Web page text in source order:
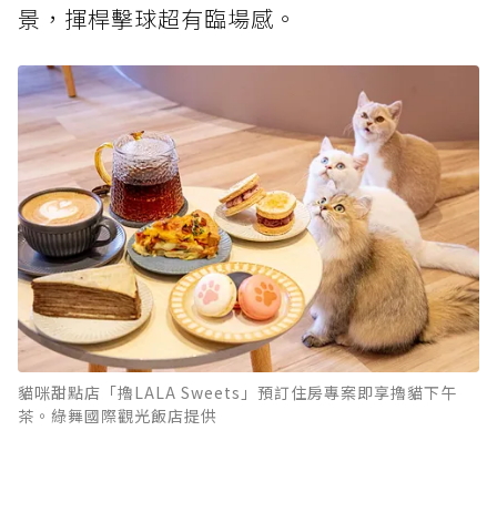
景，揮桿擊球超有臨場感。
貓咪甜點店「擼LALA Sweets」預訂住房專案即享擼貓下午
茶。綠舞國際觀光飯店提供